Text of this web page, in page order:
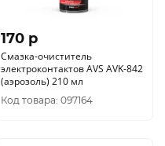
170 p
Смазка-очиститель
электроконтактов AVS AVK-842
(аэрозоль) 210 мл
Код товара: 097164